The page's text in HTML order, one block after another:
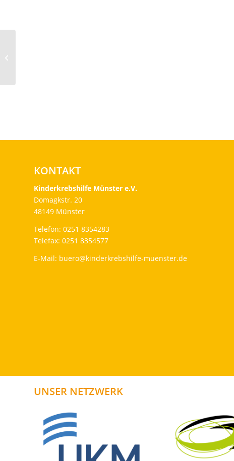
KONTAKT
Kinderkrebshilfe Münster e.V.
Domagkstr. 20
48149 Münster
Telefon: 0251 8354283
Telefax: 0251 8354577
E-Mail: buero@kinderkrebshilfe-muenster.de
UNSER NETZWERK